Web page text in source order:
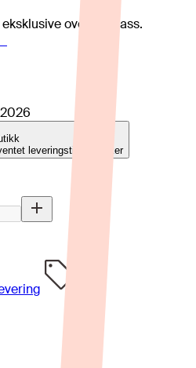
overmadrass.
leveringstid: 4-8 uker